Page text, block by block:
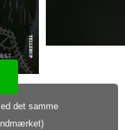
det samme